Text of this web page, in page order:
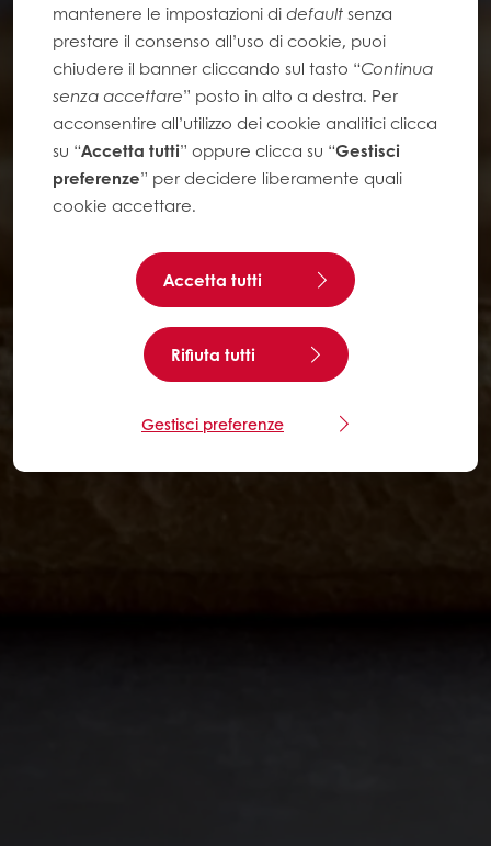
mantenere le impostazioni didefaultsenza
prestare il consenso all’uso di cookie, puoi
chiudere il banner cliccando sul tasto “Continua
senza accettare” posto in alto a destra. Per
acconsentire all’utilizzo dei cookie analitici clicca
su “Accetta tutti” oppure clicca su “Gestisci
preferenze” per decidere liberamente quali
cookie accettare.
Accetta tutti
Rifiuta tutti
Gestisci preferenze